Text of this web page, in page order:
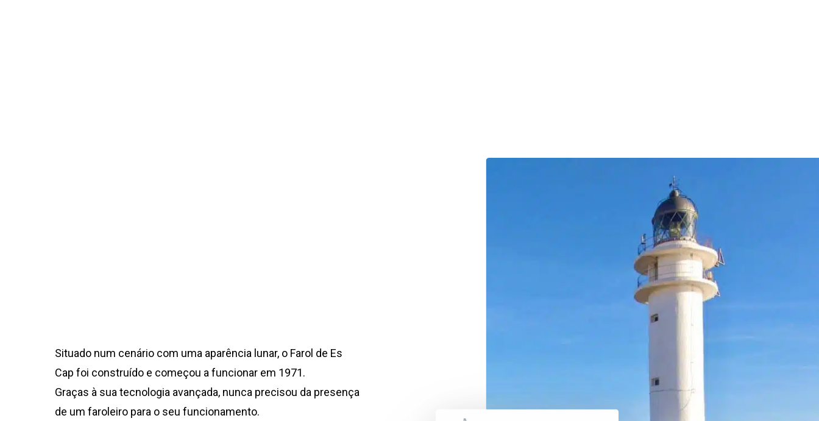
Situado num cenário com uma aparência lunar, o Farol de Es
Cap foi construído e começou a funcionar em 1971.
Graças à sua tecnologia avançada, nunca precisou da presença
de um faroleiro para o seu funcionamento.